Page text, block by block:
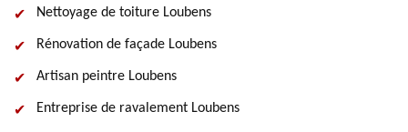
Nettoyage de toiture Loubens
Rénovation de façade Loubens
Artisan peintre Loubens
Entreprise de ravalement Loubens